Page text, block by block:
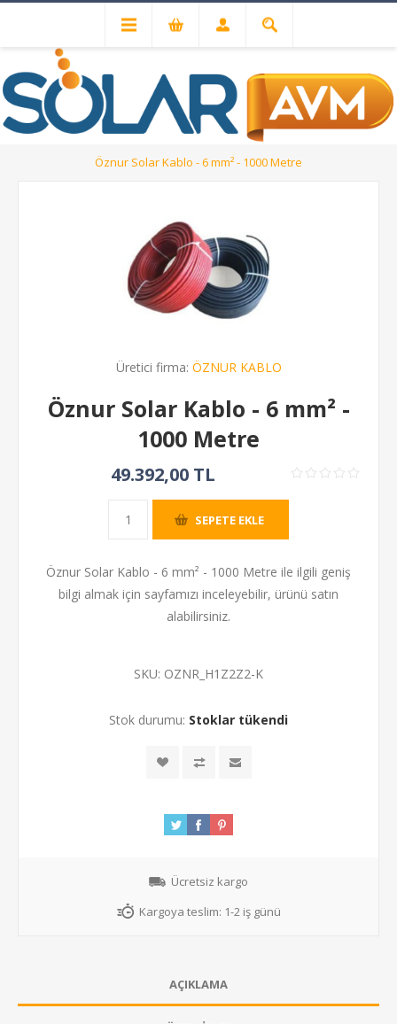
Solar Kablo ve MC4 Konnektörler
Solar Kablolar
Öznur Solar Kablo - 6 mm² - 1000 Metre
Üretici firma: ÖZNUR KABLO
Öznur Solar Kablo - 6 mm² -
1000 Metre
49.392,00 TL
SEPETE EKLE
Öznur Solar Kablo - 6 mm² - 1000 Metre ile ilgili geniş
bilgi almak için sayfamızı inceleyebilir, ürünü satın
alabilirsiniz.
SKU: OZNR_H1Z2Z2-K
Stok durumu: Stoklar tükendi
Ücretsiz kargo
Kargoya teslim: 1-2 iş günü
AÇIKLAMA